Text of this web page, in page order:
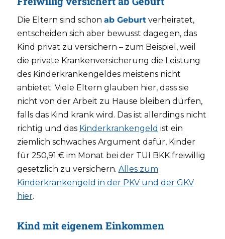
Die Eltern sind schon ab Geburtverheiratet,
entscheiden sich aber bewusst dagegen, das
Kind privat zu versichern – zum Beispiel, weil
die private Krankenversicherung die Leistung
des Kinderkrankengeldes meistens nicht
anbietet. Viele Eltern glauben hier, dass sie
nicht von der Arbeit zu Hause bleiben dürfen,
falls das Kind krank wird. Das ist allerdings nicht
richtig und das Kinderkrankengeld ist ein
ziemlich schwaches Argument dafür, Kinder
für 250,91 € im Monat bei der TUI BKK freiwillig
gesetzlich zu versichern. Alles zum
Kinderkrankengeld in der PKV und der GKV
hier.
Kind mit eigenem Einkommen